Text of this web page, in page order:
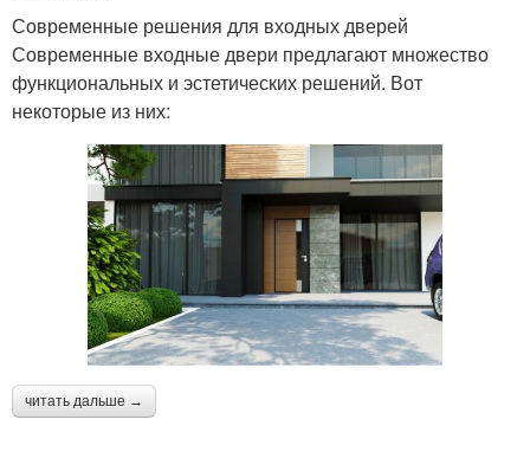
Современные решения для входных дверей
Современные входные двери предлагают множество
функциональных и эстетических решений. Вот
некоторые из них:
читать дальше →